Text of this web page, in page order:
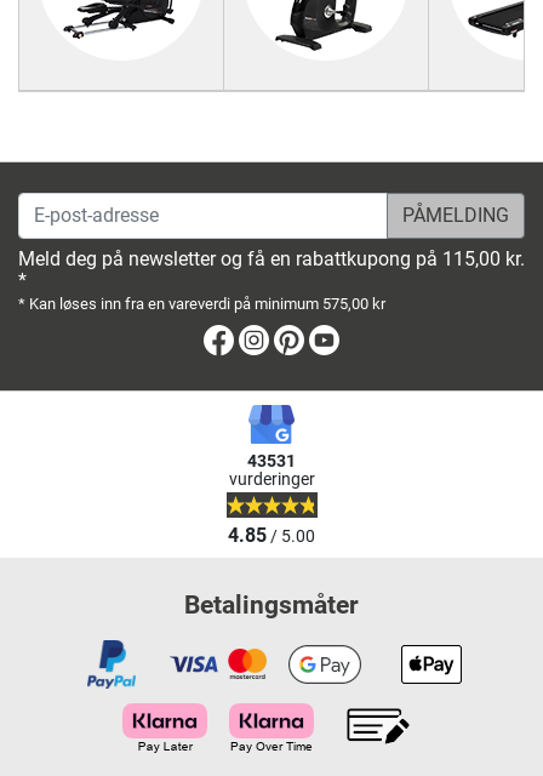
E-post-adresse
Meld deg på newsletter og få en rabattkupong på 115,00 kr.
*
* Kan løses inn fra en vareverdi på minimum 575,00 kr
Facebook
Instagram
Pinterest
43531
vurderinger
4.85/ 5.00
Betalingsmåter